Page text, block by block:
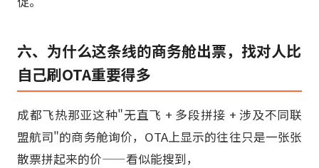
六、为什么这条线的商务舱出票，找对人比
自己刷OTA重要得多
成都飞热那亚这种"无直飞 + 多段拼接 + 涉及不同联
盟航司"的商务舱询价，OTA上显示的往往只是一张张
散票拼起来的价——看似能搜到，